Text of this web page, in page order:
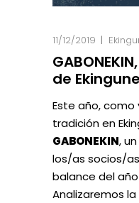
11/12/2019
de Ekingune
Este año, como
tradición en
GABONEKIN,
los/as socios/
balance del
Analizaremos